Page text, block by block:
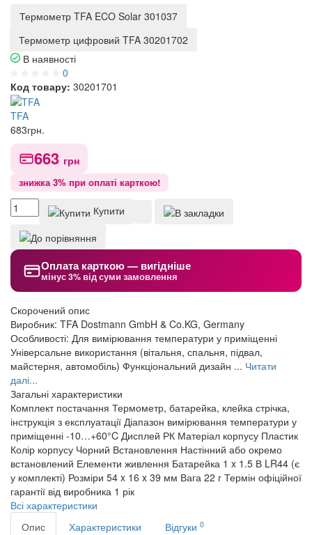
Термометр TFA ECO Solar 301037
Термометр цифровий TFA 30201702
В наявності
0
Код товару: 30201701
TFA
683грн.
663 грн
знижка 3% при оплаті карткою!
Купити
Оплата карткою — вигідніше
мінус 3% від суми замовлення
Скорочений опис
Виробник: TFA Dostmann GmbH & Co.KG, Germany
Особливості: Для вимірювання температури у приміщенні
Універсальне використання (вітальня, спальня, підвал,
майстерня, автомобіль) Функціональний дизайн ... Читати
далі...
Загальні характеристики
Комплект постачання Термометр, батарейка, клейка стрічка,
інструкція з експлуатації Діапазон вимірювання температури у
приміщенні -10…+60°C Дисплей РК Матеріал корпусу Пластик
Колір корпусу Чорний Встановлення Настінний або окремо
встановлений Елементи живлення Батарейка 1 x 1.5 В LR44 (є
у комплекті) Розміри 54 x 16 x 39 мм Вага 22 г Термін офіційної
гарантії від виробника 1 рік
Всі характеристики
Опис
Характеристики Відгуки 0